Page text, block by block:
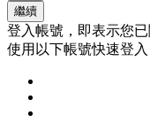
繼續
登入帳號，即表示您已
使用以下帳號快速登入